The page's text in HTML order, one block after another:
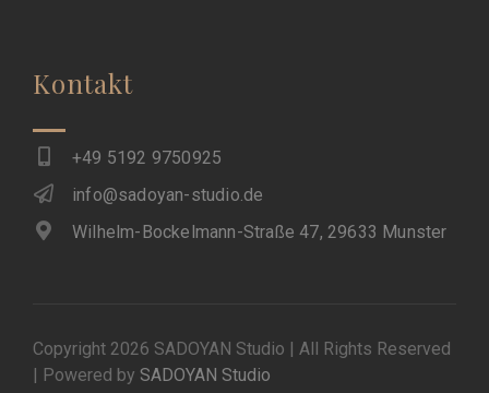
Kontakt
+49 5192 9750925
info@sadoyan-studio.de
Wilhelm-Bockelmann-Straße 47, 29633 Munster
Copyright 2026 SADOYAN Studio | All Rights Reserved
| Powered by SADOYAN Studio